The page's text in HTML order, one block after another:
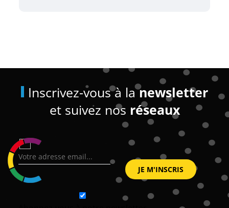
Inscrivez-vous à lanewsletter
et suivez nos réseaux